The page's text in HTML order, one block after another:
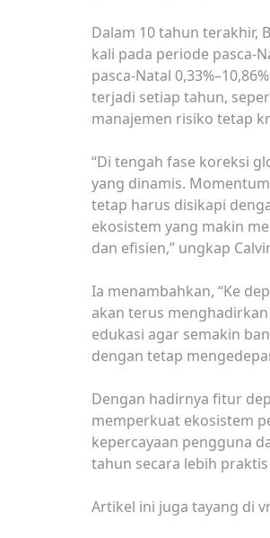
Dalam 10 tahun terakhir,
kali pada periode pasca-
pasca-Natal
terjadi setiap tahun,
manajemen risiko tetap
“Di tengah fase koreksi
yang dinamis.
tetap harus disikapi
ekosistem yang makin
dan efisien,” ungkap
Ia menambahkan, “Ke
akan terus
edukasi agar semakin
dengan tetap
Dengan hadirnya fitur
memperkuat ekosistem
kepercayaan pengguna
tahun secara lebih
Artikel ini juga tayang di